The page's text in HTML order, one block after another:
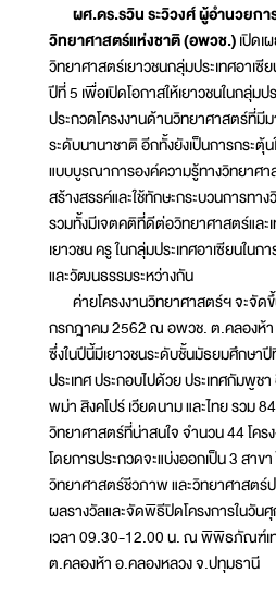
ผศ.ดร.รวิน ระวิวงศ์ ผู้อำนวย
วิทยาศาสตร์แห่งชาติ (อพวช.)เปิดเ
วิทยาศาสตร์เยาวชนกลุ่มประเทศอาเซี
ปีที่ 5 เพื่อเปิดโอกาสให้เยาวชนในกลุ่มป
ประกวดโครงงานด้านวิทยาศาสตร์ที่มี
ระดับนานาชาติ อีกทั้งยังเป็นการกระตุ้
แบบบูรณาการองค์ความรู้ทางวิทยาศา
สร้างสรรค์และใช้ทักษะกระบวนการท
รวมทั้งมีเจตคติที่ดีต่อวิทยาศาสตร์และเ
เยาวชน ครู ในกลุ่มประเทศอาเซียนใน
และวัฒนธรรมระหว่างกัน
ค่ายโครงงานวิทยาศาสตร์ฯ จะจัด
กรกฎาคม 2562 ณ อพวช. ต.คลองห้
ซึ่งในปีนี้มีเยาวชนระดับชั้นมัธยมศึกษา
ประเทศ ประกอบไปด้วย ประเทศกัมพูชา
พม่า สิงคโปร์ เวียดนาม และไทย รวม
วิทยาศาสตร์ที่น่าสนใจ จำนวน 44 โคร
โดยการประกวดจะแบ่งออกเป็น 3 สา
วิทยาศาสตร์ชีวภาพ และวิทยาศาสตร์
ผลรางวัลและจัดพิธีปิดโครงการในวั
เวลา 09.30-12.00 น. ณ พิพิธภัณฑ์เท
ต.คลองห้า อ.คลองหลวง จ.ปทุมธานี